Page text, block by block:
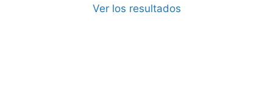
Ver los resultados